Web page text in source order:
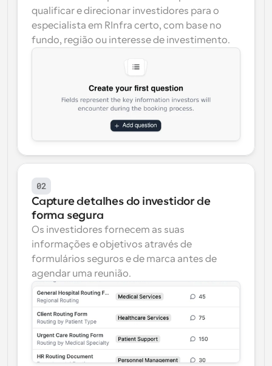
qualificar e direcionar investidores para o
especialista em RInfra certo, com base no
fundo, região ou interesse de investimento.
02
Capture detalhes do investidor de
forma segura
Os investidores fornecem as suas
informações e objetivos através de
formulários seguros e de marca antes de
agendar uma reunião.